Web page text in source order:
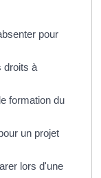
pour
droits à
formation du
un projet
lors d'une